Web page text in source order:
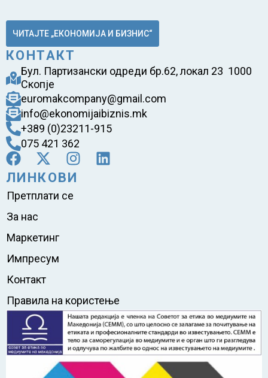
ЧИТАЈТЕ „ЕКОНОМИЈА И БИЗНИС“
КОНТАКТ
Бул. Партизански одреди бр.62, локал 23 1000
Скопје
euromakcompany@gmail.com
info@ekonomijaibiznis.mk
+389 (0)23211-915
075 421 362
ЛИНКОВИ
Претплати се
За нас
Маркетинг
Импресум
Контакт
Правила на користење